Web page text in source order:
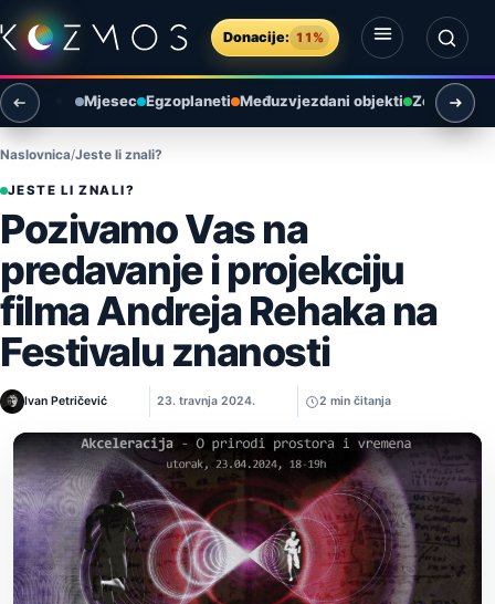
Preskoči na sadržaj
Donacije: 11%
Otvori izbornik
Otvori pretragu
Mjesec Egzoplaneti Međuzvjezdani objekti Zemlja i
Naslovnica Jeste li znali?
JESTE LI ZNALI?
Pozivamo Vas na
predavanje i projekciju
filma Andreja Rehaka na
Festivalu znanosti
Ivan Petričević 23. travnja 2024. 2 min čitanja